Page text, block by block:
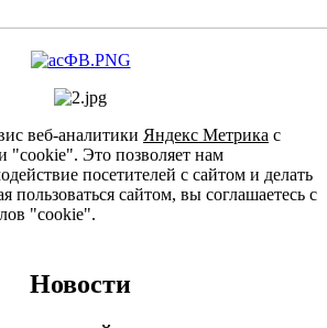
веб-аналитики Яндекс Метрика с
"cookie". Это позволяет нам
посетителей с сайтом и делать
пользоваться сайтом, вы соглашаетесь с
"cookie".
Новости